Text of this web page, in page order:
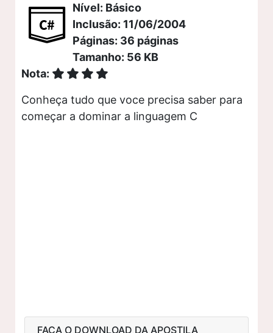
Nível: Básico
Inclusão: 11/06/2004
Páginas: 36 páginas
Tamanho: 56 KB
Nota:
Conheça tudo que voce precisa saber para
começar a dominar a linguagem C
FAÇA O DOWNLOAD DA APOSTILA